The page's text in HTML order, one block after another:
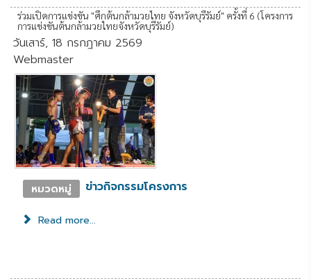
ร่วมเปิดการแข่งขัน "ศึกต้นกล้ามวยไทย จังหวัดบุรีรัมย์" ครั้งที่ 6 (โครงการ
การแข่งขันต้นกล้ามวยไทยจังหวัดบุรีรัมย์)
วันเสาร์, 18 กรกฎาคม 2569
Webmaster
หมวดหมู่ ข่าวกิจกรรมโครงการ
Read more...